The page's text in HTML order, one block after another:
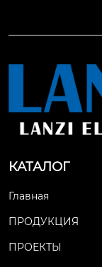
КАТАЛОГ
Главная
ПРОДУКЦИЯ
ПРОЕКТЫ